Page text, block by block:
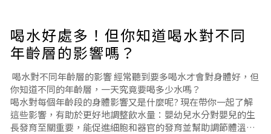
養著這片大地，
而其中的日本名水13℃水
喝水好處多！但你知道喝水對不同
年齡層的影響嗎？
喝水對不同年齡層的影響 經常聽到要多喝水才會對身體好，但
你知道不同的年齡層，一天究竟要喝多少水嗎？
喝水對每個年齡段的身體影響又是什麼呢? 現在帶你一起了解
這些影響，有助於更好地調整飲水量：嬰幼兒水分對嬰兒的生
長發育至關重要，能促進細胞和器官的發育並幫助調節體溫。